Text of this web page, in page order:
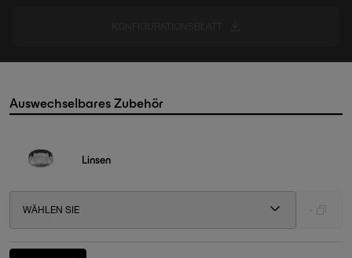
Auswechselbares Zubehör
Linsen
WÄHLEN SIE